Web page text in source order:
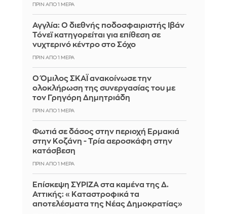
ΠΡΙΝ ΑΠΌ 1 ΜΈΡΑ
Αγγλία: Ο διεθνής ποδοσφαιριστής Ιβάν
Τόνεϊ κατηγορείται για επίθεση σε
νυχτερινό κέντρο στο Σόχο
ΠΡΙΝ ΑΠΌ 1 ΜΈΡΑ
Ο Όμιλος ΣΚΑΪ ανακοίνωσε την
ολοκλήρωση της συνεργασίας του με
τον Γρηγόρη Δημητριάδη
ΠΡΙΝ ΑΠΌ 1 ΜΈΡΑ
Φωτιά σε δάσος στην περιοχή Ερμακιά
στην Κοζάνη - Τρία αεροσκάφη στην
κατάσβεση
ΠΡΙΝ ΑΠΌ 1 ΜΈΡΑ
Επίσκεψη ΣΥΡΙΖΑ στα καμένα της Δ.
Αττικής: «Καταστροφικά τα
αποτελέσματα της Νέας Δημοκρατίας»